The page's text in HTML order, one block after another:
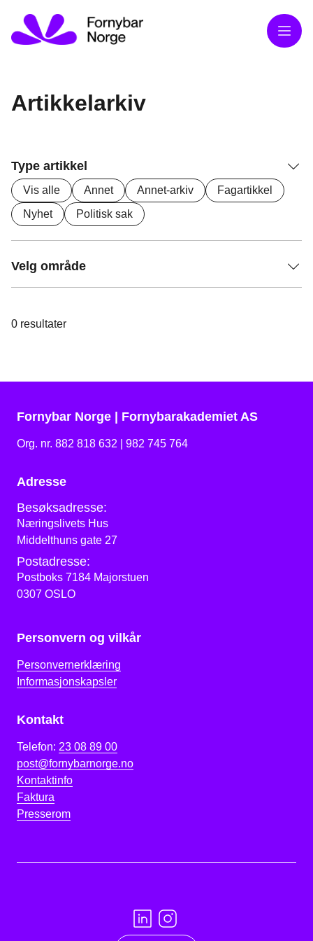
Meny
Artikkelarkiv
Type artikkel
Vis alle Annet Annet-arkiv
Fagartikkel
Nyhet
Politisk sak
Velg område
0 resultater
Fornybar Norge | Fornybarakademiet AS
Org. nr. 882 818 632 | 982 745 764
Adresse
Besøksadresse:
Næringslivets Hus
Middelthuns gate 27
Postadresse:
Postboks 7184 Majorstuen
0307 OSLO
Personvern og vilkår
Personvernerklæring
Informasjonskapsler
Kontakt
Telefon: 23 08 89 00
post@fornybarnorge.no
Kontaktinfo
Faktura
Presserom